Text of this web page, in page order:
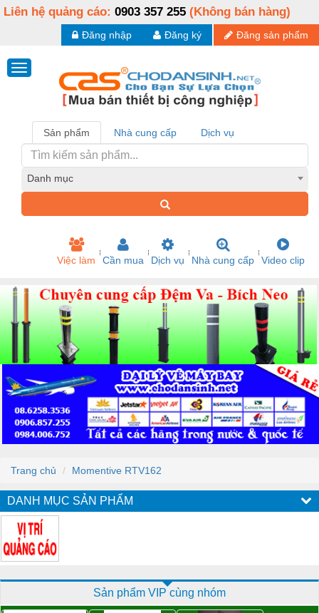
Liên hệ quảng cáo: 0903 357 255 (Không bán hàng)
Đăng sản phẩm
Đăng ký
Đăng nhập
Sản phẩm Nhà cung cấp Dịch vụ
Danh mục
Việc làm Cần mua Dịch vụ Nhà cung cấp Video clip
Trang chủ Momentive RTV162
DANH MỤC SẢN PHẨM
Sản phẩm VIP cùng nhóm